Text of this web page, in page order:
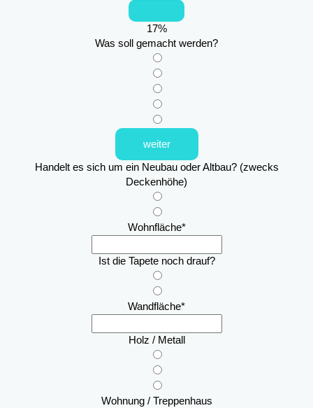
17%
Was soll gemacht werden?
weiter
Handelt es sich um ein Neubau oder Altbau? (zwecks
Deckenhöhe)
Wohnfläche*
Ist die Tapete noch drauf?
Wandfläche*
Holz / Metall
Wohnung / Treppenhaus